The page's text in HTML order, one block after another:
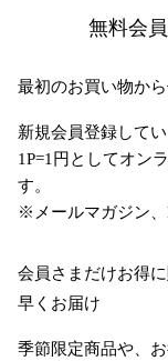
無料会
最初のお買い物か
新規会員登録して
1P=1円としてオン
す。
※メールマガジン
会員さまだけお得
早くお届け
季節限定商品や、